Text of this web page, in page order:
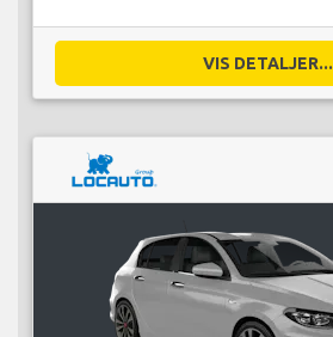
VIS DETALJER...